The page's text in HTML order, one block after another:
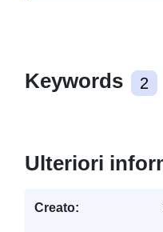
Keywords 2
Ulteriori
Creato: